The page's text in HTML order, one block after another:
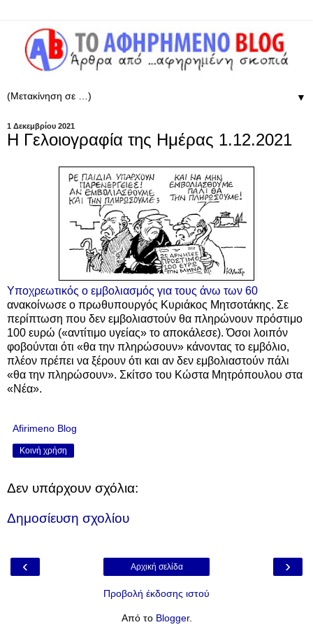
▼
1 Δεκεμβρίου 2021
Η Γελοιογραφία της Ημέρας 1.12.2021
Υποχρεωτικός ο εμβολιασμός για τους άνω των 60
ανακοίνωσε ο πρωθυπουργός Κυριάκος Μητσοτάκης. Σε
περίπτωση που δεν εμβολιαστούν θα πληρώνουν πρόστιμο
100 ευρώ («αντίτιμο υγείας» το αποκάλεσε). Όσοι λοιπόν
φοβούνται ότι «θα την πληρώσουν» κάνοντας το εμβόλιο,
πλέον πρέπει να ξέρουν ότι και αν δεν εμβολιαστούν πάλι
«θα την πληρώσουν». Σκίτσο του Κώστα Μητρόπουλου στα
«Νέα».
Afirimeno Blog
Κοινή χρήση
Δεν υπάρχουν σχόλια:
Δημοσίευση σχολίου
‹ ›
Αρχική σελίδα
Προβολή έκδοσης ιστού
Από το Blogger.